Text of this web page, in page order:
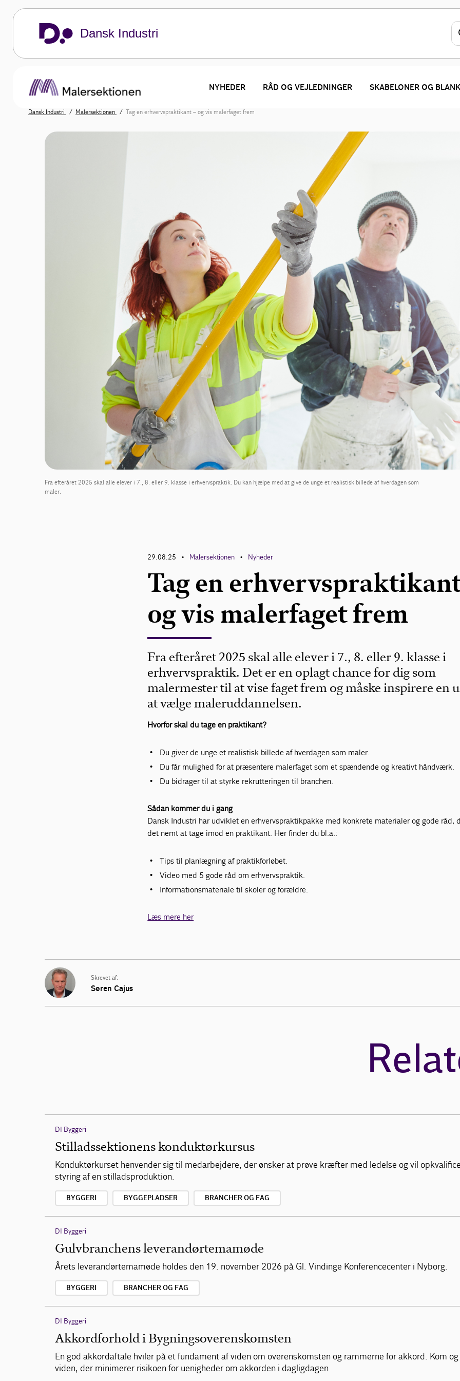
Dansk Industri
NYHEDER RÅD OG VEJLEDNINGER SKABELONER OG
Dansk Industri Malersektionen Tag en erhvervspraktikant – og vis malerfaget frem
Fra efteråret 2025 skal alle elever i 7., 8. eller 9. klasse i erhvervspraktik. Du kan hjælpe med at give de unge et realistisk billede af hverdagen som
maler.
29.08.25 • Malersektionen • Nyheder
Tag en
og vis malerfaget frem
Fra efteråret 2025 skal alle elever i 7., 8. eller 9. klasse i
erhvervspraktik. Det er en oplagt chance for dig som
malermester til at vise faget frem og måske inspirere en
at vælge maleruddannelsen.
Hvorfor skal du tage en praktikant?
Du giver de unge et realistisk billede af hverdagen som maler.
Du får mulighed for at præsentere malerfaget som et spændende og kreativt håndværk.
Du bidrager til at styrke rekrutteringen til branchen.
Sådan kommer du i gang
Dansk Industri har udviklet en erhvervspraktikpakke med konkrete materialer og gode råd,
det nemt at tage imod en praktikant. Her finder du bl.a.:
Tips til planlægning af praktikforløbet.
Video med 5 gode råd om erhvervspraktik.
Informationsmateriale til skoler og forældre.
Læs mere her
Skrevet af:
Søren Cajus
DI Byggeri
Stilladssektionens konduktørkursus
Konduktørkurset henvender sig til medarbejdere, der ønsker at prøve kræfter med ledelse og vil
styring af en stilladsproduktion.
BYGGERI BYGGEPLADSER BRANCHER OG FAG
DI Byggeri
Gulvbranchens leverandørtemamøde
Årets leverandørtemamøde holdes den 19. november 2026 på Gl. Vindinge Konferencecenter i Nyborg.
BYGGERI BRANCHER OG FAG
DI Byggeri
Akkordforhold i Bygningsoverenskomsten
En god akkordaftale hviler på et fundament af viden om overenskomsten og rammerne for akkord. Kom
viden, der minimerer risikoen for uenigheder om akkorden i dagligdagen